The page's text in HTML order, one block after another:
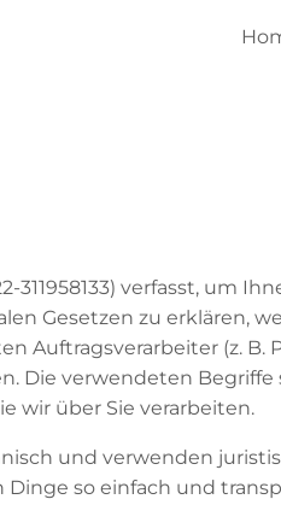
verfasst, um
Gesetzen zu erklären,
Auftragsverarbeiter (z.
Die verwendeten
wir über Sie verarbeiten.
und verwenden
so einfach und